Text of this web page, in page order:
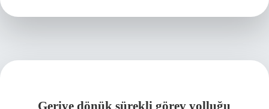
Geriye dönük sürekli görev yolluğu